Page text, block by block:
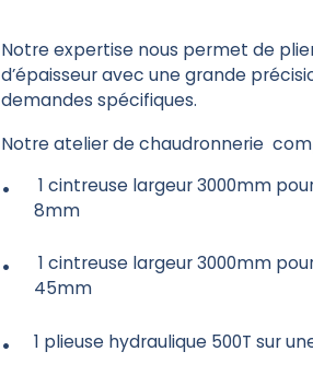
Notre expertise nous permet de
d’épaisseur avec une grande
demandes spécifiques.
Notre atelier de chaudronnerie
1 cintreuse largeur 3000mm
8mm
1 cintreuse largeur 3000mm
45mm
1 plieuse hydraulique 500T sur